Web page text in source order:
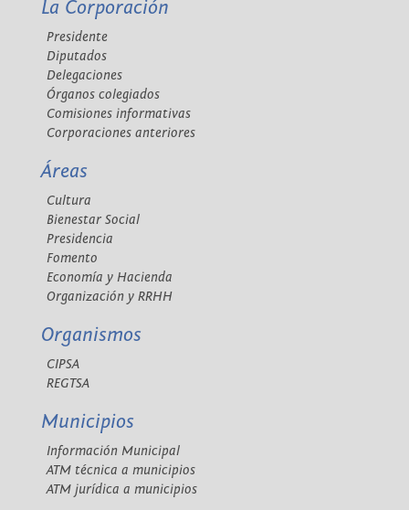
La Corporación
Presidente
Diputados
Delegaciones
Órganos colegiados
Comisiones informativas
Corporaciones anteriores
Áreas
Cultura
Bienestar Social
Presidencia
Fomento
Economía y Hacienda
Organización y RRHH
Organismos
CIPSA
REGTSA
Municipios
Información Municipal
ATM técnica a municipios
ATM jurídica a municipios